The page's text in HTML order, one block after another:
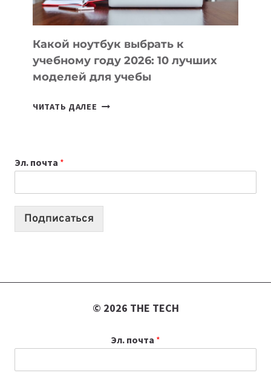
СЛОЖНОГО
КОДА
Какой ноутбук выбрать к
учебному году 2026: 10 лучших
моделей для учебы
ЧИТАТЬ ДАЛЕЕ КАКОЙ
2026:
10
Эл. почта *
Подписаться
© 2026 THE TECH
Эл. почта *